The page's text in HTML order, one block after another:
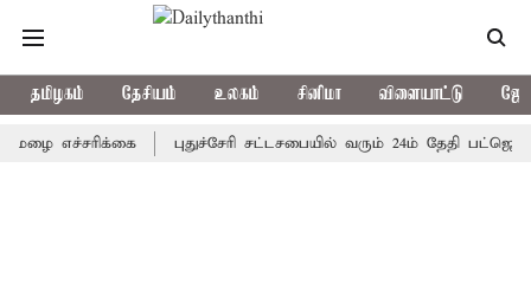
தமிழகம் தேசியம் உலகம் சினிமா விளையாட்டு
புதுச்சேரி சட்டசபையில் வரும் 24ம் தேதி பட்ஜெட்